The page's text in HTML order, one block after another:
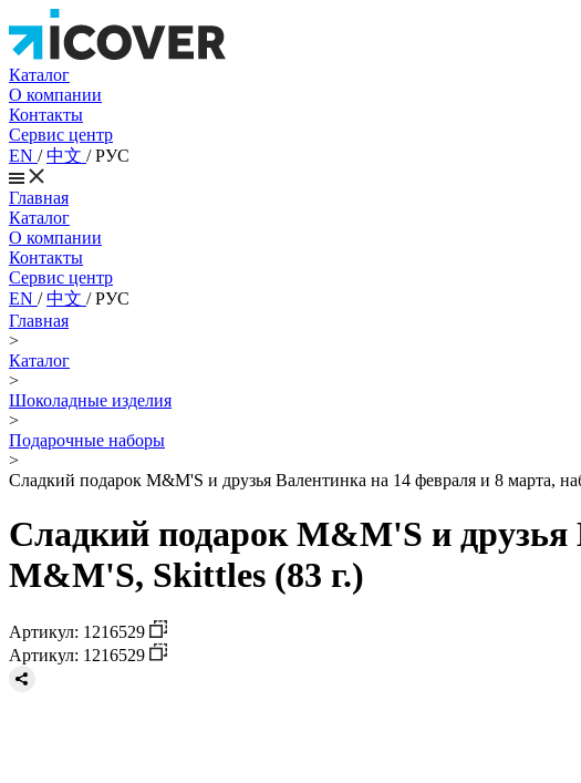
Каталог
О компании
Контакты
Сервис центр
EN /中文 /РУС
Главная
Каталог
О компании
Контакты
Сервис центр
EN /中文 /РУС
Главная
>
Каталог
>
Шоколадные изделия
>
Подарочные наборы
>
Сладкий подарок M&M'S и друзья Валентинка на 14 февраля и 8 марта,
Сладкий подарок M&M'S и друзья
M&M'S, Skittles (83 г.)
Артикул: 1216529
Артикул: 1216529